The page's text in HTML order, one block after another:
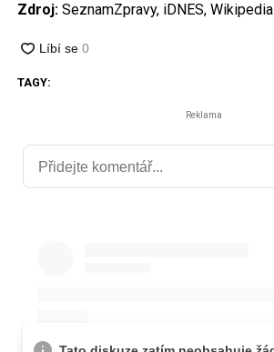
Zdroj: SeznamZpravy, iDNES, Wikipedia
TAGY:
Reklama